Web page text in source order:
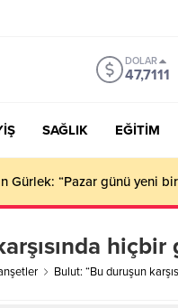
DOLAR
47,7111
SAĞLIK EĞİTİM
Gürlek: “Pazar günü yeni bir
hiçbir
Bulut: “Bu duruşun